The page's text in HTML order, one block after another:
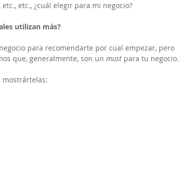
etc., etc., ¿cuál elegir para mi negocio?
utilizan más?
para recomendarte por cual empezar, pero
que, generalmente, son un must para tu negocio.